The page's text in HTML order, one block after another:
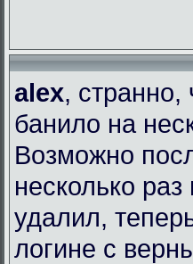
alex,
банило на
Возможно
несколько
удалил,
логине с